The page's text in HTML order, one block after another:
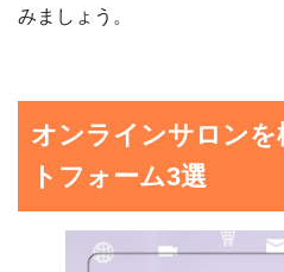
みましょう。
オンラインサロン
トフォーム3選